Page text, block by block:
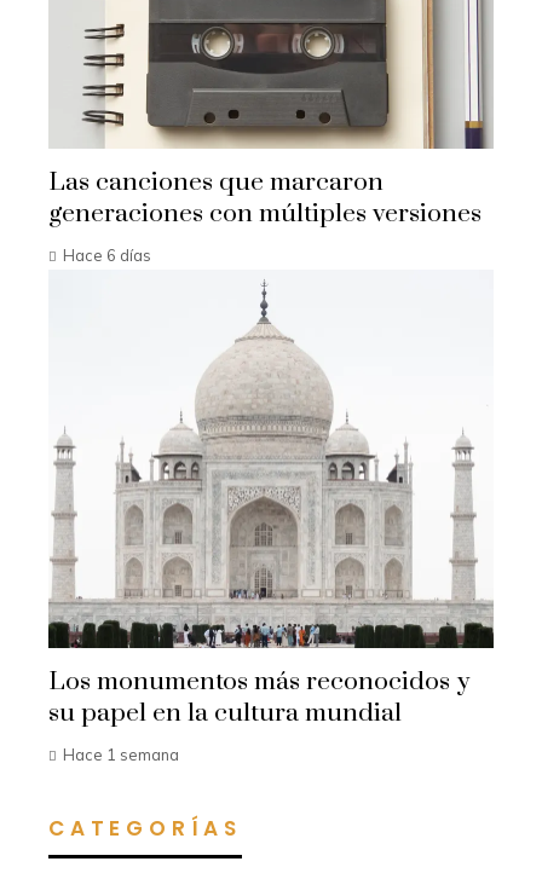
Las canciones que marcaron
generaciones con múltiples versiones
Hace 6 días
Los monumentos más reconocidos y
su papel en la cultura mundial
Hace 1 semana
CATEGORÍAS